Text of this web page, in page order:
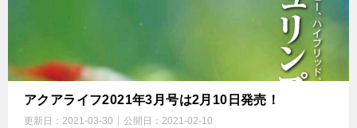
アクアライフ2021年3月号は2月10日発売！
更新日： 2021-03-30 公開日： 2021-02-10